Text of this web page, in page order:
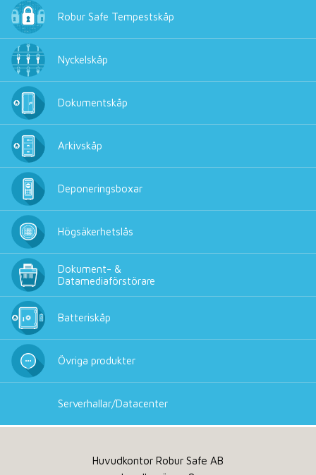
Robur Safe Tempestskåp
Nyckelskåp
Dokumentskåp
Arkivskåp
Deponeringsboxar
Högsäkerhetslås
Dokument- &
Datamediaförstörare
Batteriskåp
Övriga produkter
Serverhallar/Datacenter
Huvudkontor Robur Safe AB